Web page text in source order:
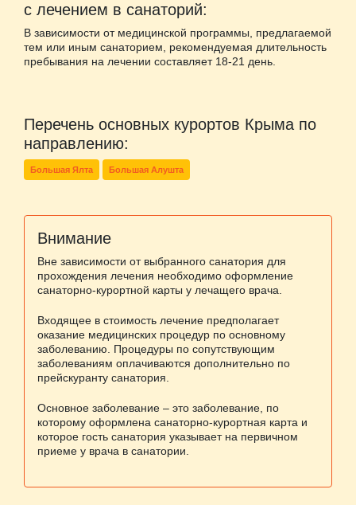
с лечением в санаторий:
В зависимости от медицинской программы, предлагаемой
тем или иным санаторием, рекомендуемая длительность
пребывания на лечении составляет 18-21 день.
Перечень основных курортов Крыма по
направлению:
Большая Ялта Большая Алушта
Внимание
Вне зависимости от выбранного санатория для
прохождения лечения необходимо оформление
санаторно-курортной карты у лечащего врача.
Входящее в стоимость лечение предполагает
оказание медицинских процедур по основному
заболеванию. Процедуры по сопутствующим
заболеваниям оплачиваются дополнительно по
прейскуранту санатория.
Основное заболевание – это заболевание, по
которому оформлена санаторно-курортная карта и
которое гость санатория указывает на первичном
приеме у врача в санатории.